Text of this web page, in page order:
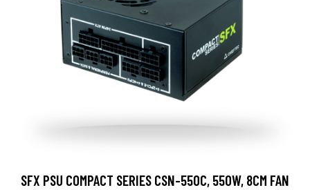
SFX PSU COMPACT SERIES CSN-550C, 550W, 8CM FAN